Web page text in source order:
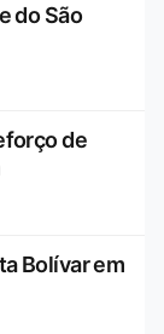
do São
de
Bolívar em